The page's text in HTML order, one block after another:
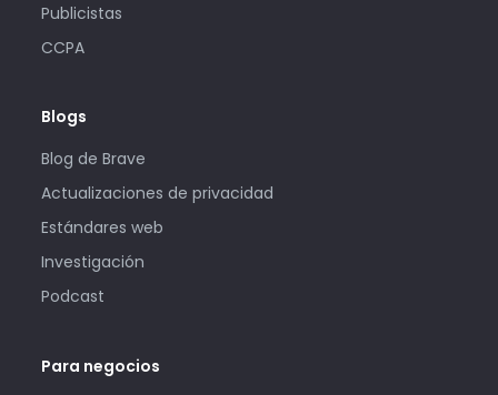
Publicistas
CCPA
Blogs
Blog de Brave
Actualizaciones de privacidad
Estándares web
Investigación
Podcast
Para negocios